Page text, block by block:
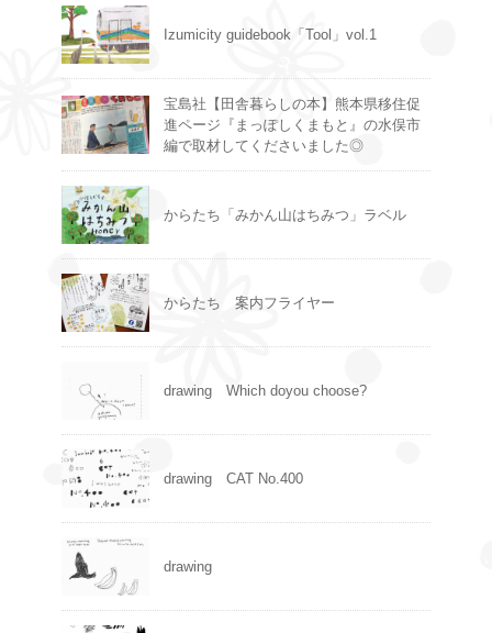
Izumicity guidebook「Tool」vol.1
宝島社【田舎暮らしの本】熊本県移住促
進ページ『まっぽしくまもと』の水俣市
編で取材してくださいました◎
からたち「みかん山はちみつ」ラベル
からたち 案内フライヤー
drawing Which doyou choose?
drawing CAT No.400
drawing